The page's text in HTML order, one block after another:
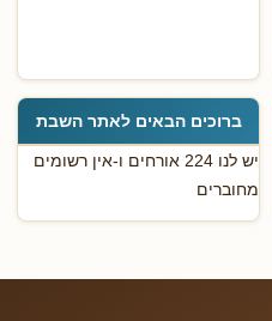
ברוכים הבאים לאתר השבת
יש לנו 224 אורחים ו-אין רשומים
מחוברים